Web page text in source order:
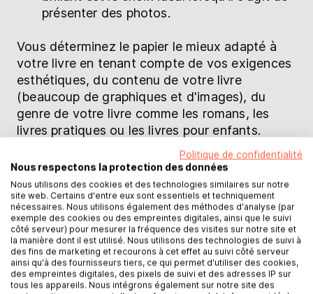
présenter des photos.
Vous déterminez le papier le mieux adapté à
votre livre en tenant compte de vos exigences
esthétiques, du contenu de votre livre
(beaucoup de graphiques et d'images), du
genre de votre livre comme les romans, les
livres pratiques ou les livres pour enfants.
Impression en noir et blanc ou en
couleur : quelle impression est la plus
adaptée à votre livre ?
Le choix entre l'impression en noir et blanc ou
en couleur dépend de plusieurs facteurs, dont
le budget, le contenu du livre, les exigences
esthétiques et le groupe cible :
Politique de confidentialité
Nous respectons la protection des données
Nous utilisons des cookies et des technologies similaires sur notre
site web. Certains d'entre eux sont essentiels et techniquement
nécessaires. Nous utilisons également des méthodes d'analyse (par
exemple des cookies ou des empreintes digitales, ainsi que le suivi
côté serveur) pour mesurer la fréquence des visites sur notre site et
la manière dont il est utilisé. Nous utilisons des technologies de suivi à
des fins de marketing et recourons à cet effet au suivi côté serveur
ainsi qu'à des fournisseurs tiers, ce qui permet d'utiliser des cookies,
des empreintes digitales, des pixels de suivi et des adresses IP sur
tous les appareils. Nous intégrons également sur notre site des